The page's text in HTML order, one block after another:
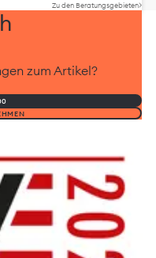
Zu den Beratungsgebieten
zum Artikel?